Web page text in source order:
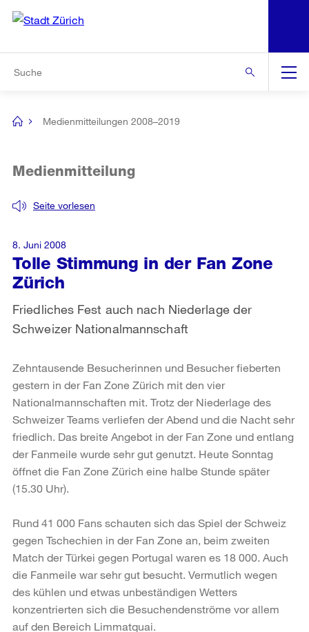
Navigation
[no
Medienmitteilungen 2008–2019
Tolle Stimmung in der Fan Zone
Zürich
Seite vorlesen
Medienmitteilung
Friedliches Fest auch nach Niederlage der
Schweizer Nationalmannschaft
8. Juni 2008
Zehntausende Besucherinnen und Besucher fieberten
gestern in der Fan Zone Zürich mit den vier
Nationalmannschaften mit. Trotz der Niederlage des
Schweizer Teams verliefen der Abend und die Nacht sehr
friedlich. Das breite Angebot in der Fan Zone und entlang
der Fanmeile wurde sehr gut genutzt. Heute Sonntag
öffnet die Fan Zone Zürich eine halbe Stunde später
(15.30 Uhr).
Rund 41 000 Fans schauten sich das Spiel der Schweiz
gegen Tschechien in der Fan Zone an, beim zweiten
Match der Türkei gegen Portugal waren es 18 000. Auch
die Fanmeile war sehr gut besucht. Vermutlich wegen
des kühlen und etwas unbeständigen Wetters
konzentrierten sich die Besuchendenströme vor allem
auf den Bereich Limmatquai.